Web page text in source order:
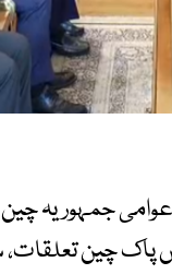
جمہوریہ
پاک چین